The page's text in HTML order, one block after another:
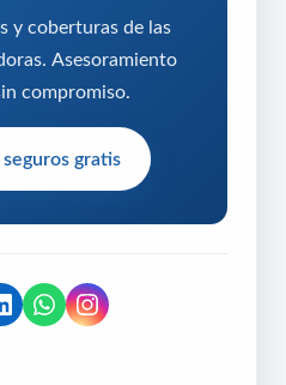
y coberturas de las
Asesoramiento
compromiso.
gratis